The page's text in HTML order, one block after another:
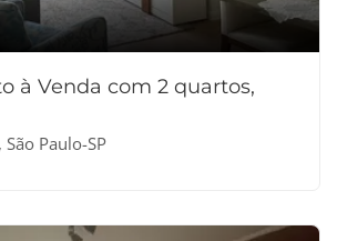
à Venda com 2 quartos,
Paulo-SP